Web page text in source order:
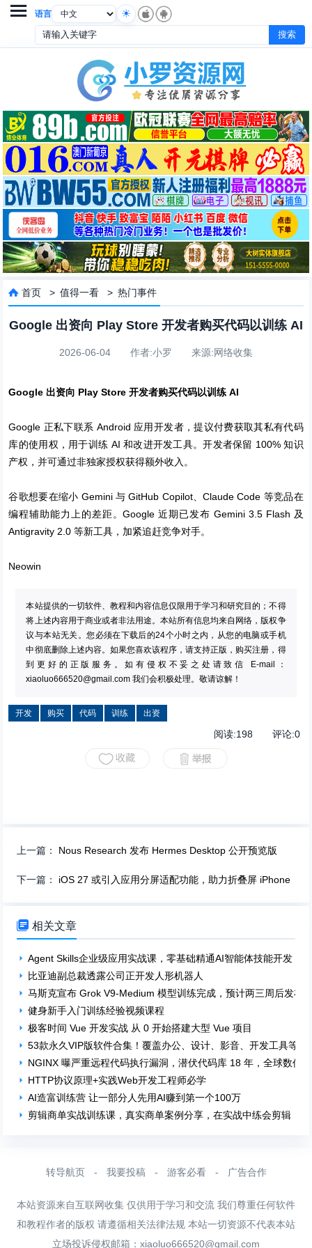
语言

 首页 >值得一看 >热门事件
Google 出资向 Play Store 开发者购买代码以训练 AI
2026-06-04 作者:小罗 来源:网络收集
Google 出资向 Play Store 开发者购买代码以训练 AI
Google 正私下联系 Android 应用开发者，提议付费获取其私有代码
库的使用权，用于训练 AI 和改进开发工具。开发者保留 100% 知识
产权，并可通过非独家授权获得额外收入。
谷歌想要在缩小 Gemini 与 GitHub Copilot、Claude Code 等竞品在
编程辅助能力上的差距。Google 近期已发布 Gemini 3.5 Flash 及
Antigravity 2.0 等新工具，加紧追赶竞争对手。
Neowin
本站提供的一切软件、教程和内容信息仅限用于学习和研究目的；不得
将上述内容用于商业或者非法用途。本站所有信息均来自网络，版权争
议与本站无关。您必须在下载后的24个小时之内，从您的电脑或手机
中彻底删除上述内容。如果您喜欢该程序，请支持正版，购买注册，得
到更好的正版服务。如有侵权不妥之处请致信 E-mail：
xiaoluo666520@gmail.com 我们会积极处理。敬请谅解！
开发 购买 代码 训练 出资
阅读:198 评论:0
上一篇： Nous Research 发布 Hermes Desktop 公开预览版
下一篇： iOS 27 或引入应用分屏适配功能，助力折叠屏 iPhone
 相关文章
Agent Skills企业级应用实战课，零基础精通AI智能体技能开发
比亚迪副总裁透露公司正开发人形机器人
马斯克宣布 Grok V9-Medium 模型训练完成，预计两三周后发布
健身新手入门训练经验视频课程
极客时间 Vue 开发实战 从 0 开始搭建大型 Vue 项目
53款永久VIP版软件合集！覆盖办公、设计、影音、开发工具等多
NGINX 曝严重远程代码执行漏洞，潜伏代码库 18 年，全球数亿
HTTP协议原理+实践Web开发工程师必学
AI造富训练营 让一部分人先用AI赚到第一个100万
剪辑商单实战训练课，真实商单案例分享，在实战中练会剪辑
转导航页 - 我要投稿 - 游客必看 - 广告合作
本站资源来自互联网收集 仅供用于学习和交流 我们尊重任何软件
和教程作者的版权 请遵循相关法律法规 本站一切资源不代表本站
立场投诉侵权邮箱： xiaoluo666520@gmail.com